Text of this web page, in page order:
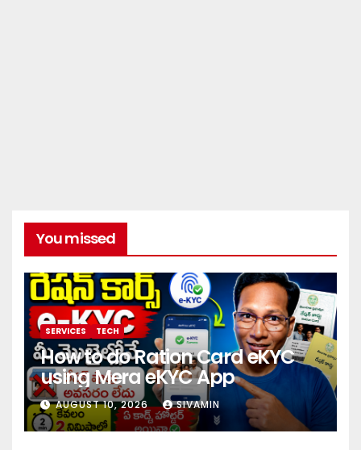
You missed
SERVICES TECH
How to do Ration Card eKYC
using Mera eKYC App
AUGUST 10, 2026 SIVAMIN